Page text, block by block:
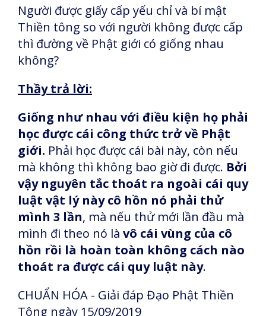
Người được giấy cấp yếu chỉ và bí mật
Thiền tông so với người không được cấp
thì đường về Phật giới có giống nhau
không?
Thầy trả lời:
Giống như nhau với điều kiện họ phải
học được cái công thức trở về Phật
giới. Phải học được cái bài này, còn nếu
mà không thì không bao giờ đi được. Bởi
vậy nguyên tắc thoát ra ngoài cái quy
luật vật lý này cô hồn nó phải thử
mình 3 lần, mà nếu thử mới lần đầu mà
mình đi theo nó là vô cái vùng của cô
hồn rồi là hoàn toàn không cách nào
thoát ra được cái quy luật này.
CHUẨN HÓA - Giải đáp Đạo Phật Thiền
Tông ngày 15/09/2019